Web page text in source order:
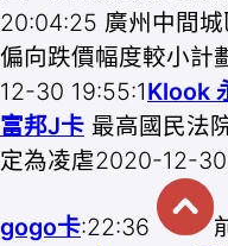
20:04:25 廣州中間
偏向跌價幅度較小計
12-30 19:55:1Klook
富邦J卡 最高國民法
定為凌虐2020-12-30
gogo卡:22:36